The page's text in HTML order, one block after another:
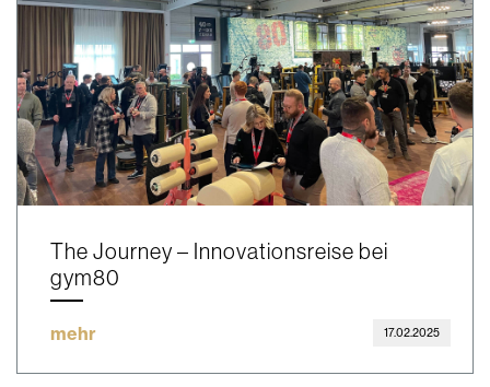
The Journey – Innovationsreise bei
gym80
mehr 17.02.2025